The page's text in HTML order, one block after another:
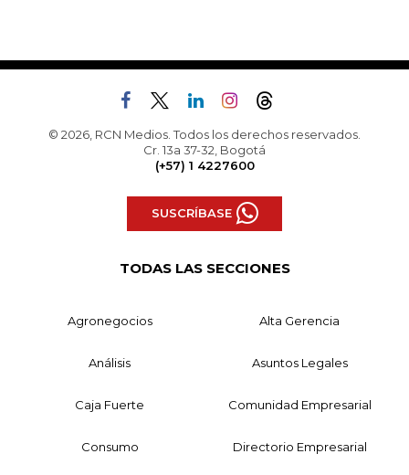
© 2026, RCN Medios. Todos los derechos reservados.
Cr. 13a 37-32, Bogotá
(+57) 1 4227600
SUSCRÍBASE
TODAS LAS SECCIONES
Agronegocios Alta Gerencia
Análisis Asuntos Legales
Caja Fuerte Comunidad Empresarial
Consumo Directorio Empresarial